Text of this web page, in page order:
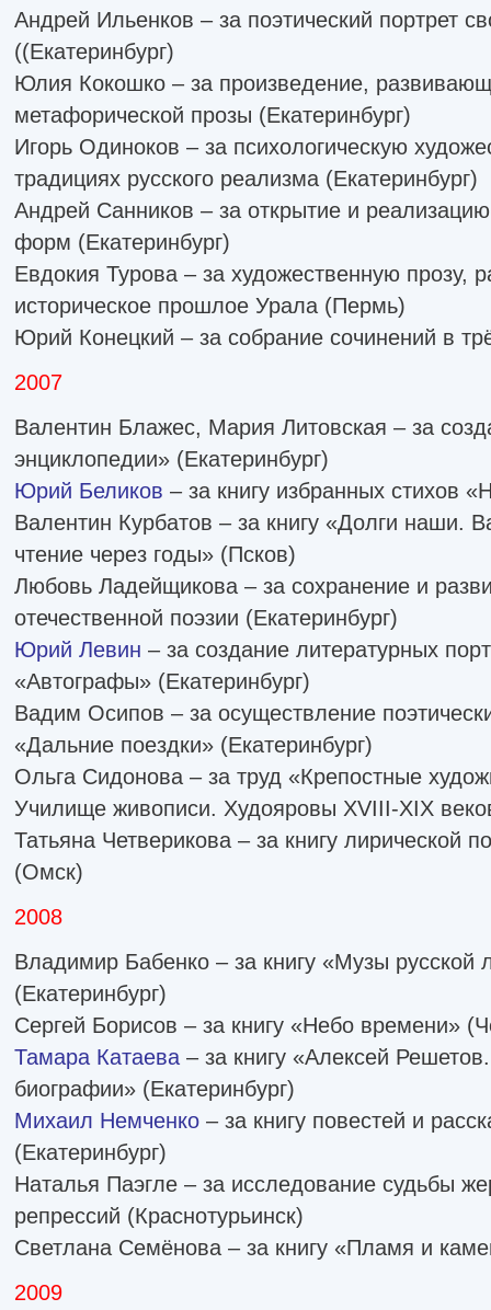
Андрей Ильенков – за поэтический портрет
((Екатеринбург)
Юлия Кокошко – за произведение,
метафорической прозы (Екатеринбург)
Игорь Одиноков – за психологическую
традициях русского реализма (Екатеринбург)
Андрей Санников – за открытие и
форм (Екатеринбург)
Евдокия Турова – за художественную прозу,
историческое прошлое Урала (Пермь)
Юрий Конецкий – за собрание сочинений в
2007
Валентин Блажес, Мария Литовская – за
энциклопедии» (Екатеринбург)
Юрий Беликов – за книгу избранных стихов
Валентин Курбатов – за книгу «Долги наши.
чтение через годы» (Псков)
Любовь Ладейщикова – за сохранение и
отечественной поэзии (Екатеринбург)
Юрий Левин – за создание литературных
«Автографы» (Екатеринбург)
Вадим Осипов – за осуществление
«Дальние поездки» (Екатеринбург)
Ольга Сидонова – за труд «Крепостные
Училище живописи. Худояровы XVIII-XIX
Татьяна Четверикова – за книгу лирической
(Омск)
2008
Владимир Бабенко – за книгу «Музы русской
(Екатеринбург)
Сергей Борисов – за книгу «Небо времени»
Тамара Катаева – за книгу «Алексей
биографии» (Екатеринбург)
Михаил Немченко – за книгу повестей и
(Екатеринбург)
Наталья Паэгле – за исследование судьбы
репрессий (Краснотурьинск)
Светлана Семёнова – за книгу «Пламя и
2009